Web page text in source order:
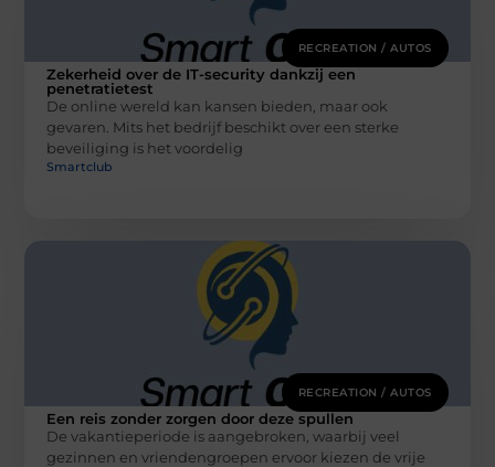
RECREATION / AUTOS
Zekerheid over de IT-security dankzij een
penetratietest
De online wereld kan kansen bieden, maar ook
gevaren. Mits het bedrijf beschikt over een sterke
beveiliging is het voordelig
Smartclub
RECREATION / AUTOS
Een reis zonder zorgen door deze spullen
De vakantieperiode is aangebroken, waarbij veel
gezinnen en vriendengroepen ervoor kiezen de vrije